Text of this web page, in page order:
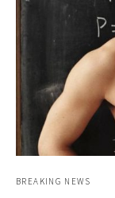
BREAKING NEWS